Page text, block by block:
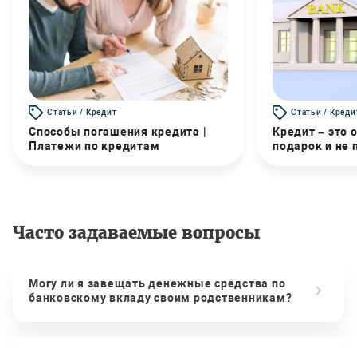
Статьи / Кредит
Способы погашения кредита |
Платежи по кредитам
Статьи /
Кредит – это
подарок и не
Часто задаваемые вопросы
Могу ли я завещать денежные средства по
банковскому вкладу своим родственникам?